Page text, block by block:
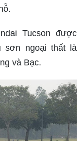
Tucson được
sơn ngoại thất là
và Bạc.